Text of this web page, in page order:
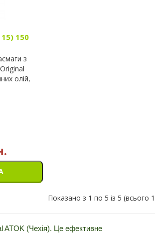
150
з
олій,
Показано з 1 по 5 із 5 (всього
ATOK (Чехія). Це ефективне